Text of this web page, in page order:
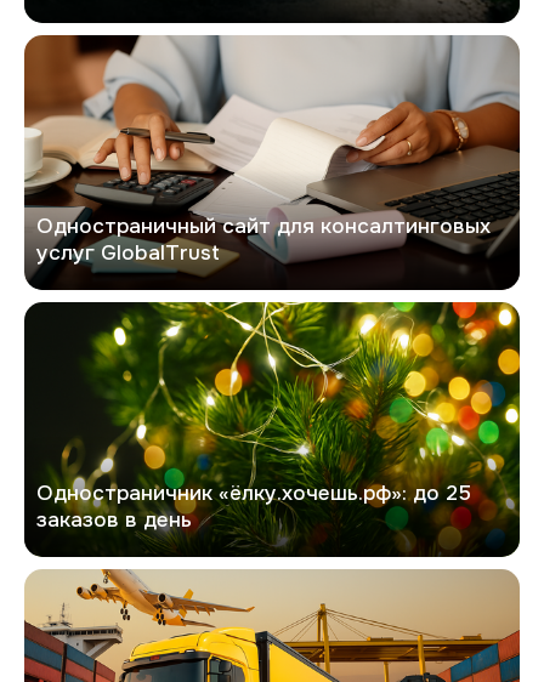
GlobalTrust
Одностраничный сайт для консалтинговых
услуг GlobalTrust
Хочешь елку
Одностраничник «ёлку.хочешь.рф»: до 25
заказов в день
Фаст Автотранс